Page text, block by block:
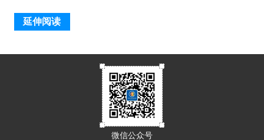
延伸阅读
微信公众号